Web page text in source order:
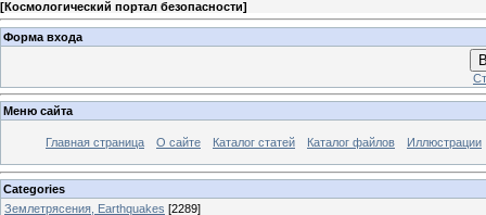
[Космологический портал безопасности]
Форма входа
Меню сайта
Главная страница О сайте Каталог статей Каталог файлов Иллюстрации
Categories
Землетрясения, Earthquakes [2289]